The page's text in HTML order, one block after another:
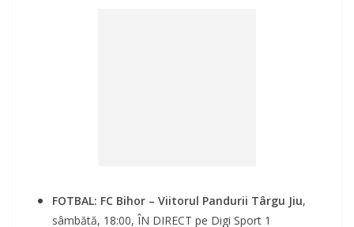
FOTBAL: FC Bihor – Viitorul Pandurii Târgu Jiu,
sâmbătă, 18:00, ÎN DIRECT pe Digi Sport 1